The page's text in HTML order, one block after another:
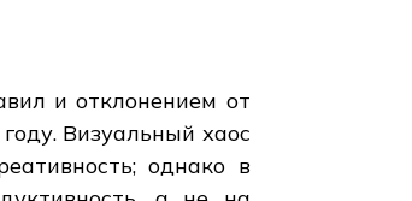
и отклонением от
Визуальный хаос
однако в